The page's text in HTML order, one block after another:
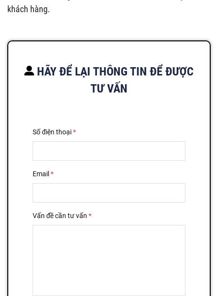
khách hàng.
HÃY ĐỂ LẠI THÔNG TIN ĐỂ ĐƯỢC
TƯ VẤN